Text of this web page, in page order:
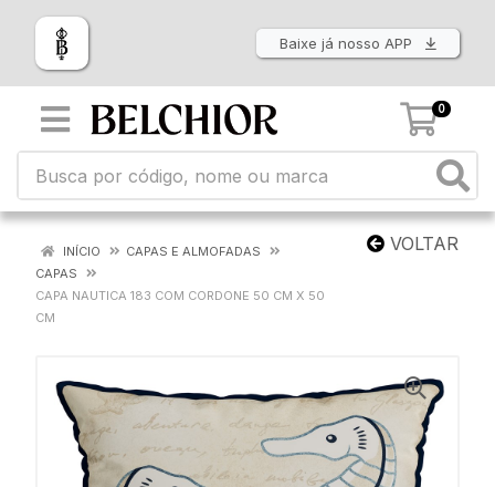
Baixe já nosso APP
0
VOLTAR
INÍCIO
CAPAS E ALMOFADAS
CAPAS
CAPA NAUTICA 183 COM CORDONE 50 CM X 50
CM